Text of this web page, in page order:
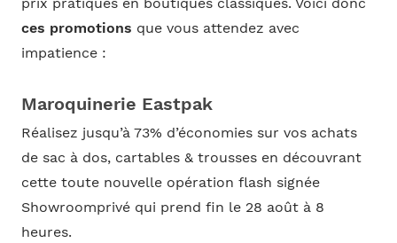
prix pratiqués en boutiques classiques. Voici donc
ces promotions que vous attendez avec
impatience :
Maroquinerie Eastpak
Réalisez jusqu’à 73% d’économies sur vos achats
de sac à dos, cartables & trousses en découvrant
cette toute nouvelle opération flash signée
Showroomprivé qui prend fin le 28 août à 8
heures.